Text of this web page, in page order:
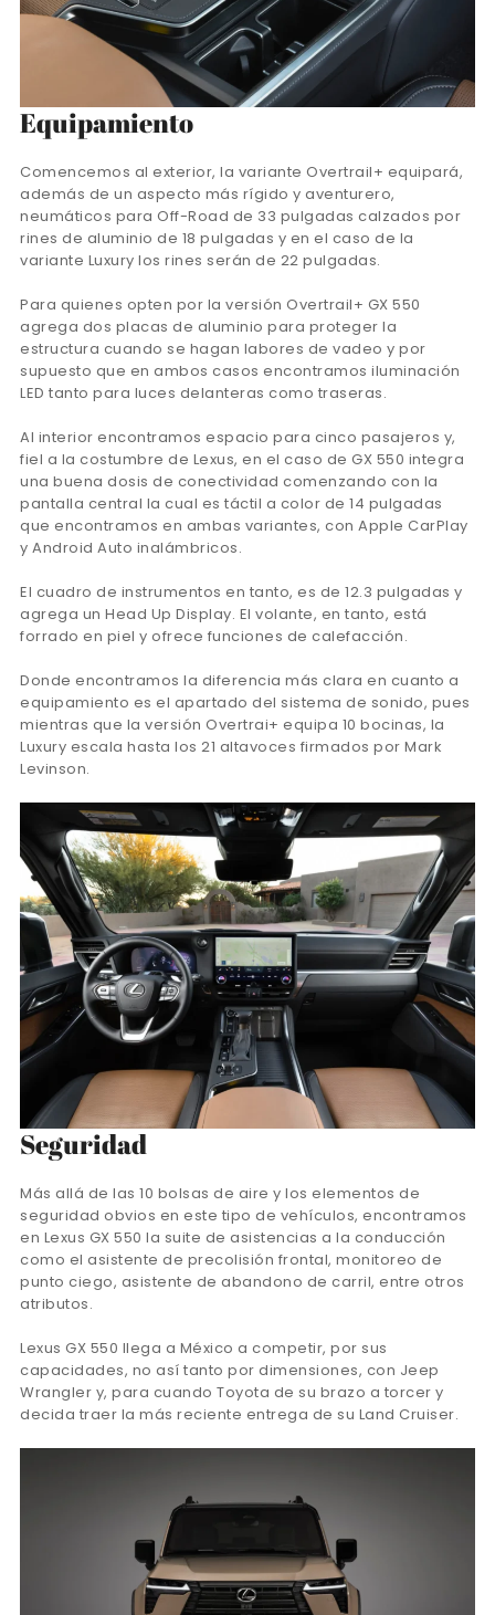
Equipamiento
Comencemos al exterior, la variante Overtrail+ equipará,
además de un aspecto más rígido y aventurero,
neumáticos para Off-Road de 33 pulgadas calzados por
rines de aluminio de 18 pulgadas y en el caso de la
variante Luxury los rines serán de 22 pulgadas.
Para quienes opten por la versión Overtrail+ GX 550
agrega dos placas de aluminio para proteger la
estructura cuando se hagan labores de vadeo y por
supuesto que en ambos casos encontramos iluminación
LED tanto para luces delanteras como traseras.
Al interior encontramos espacio para cinco pasajeros y,
fiel a la costumbre de Lexus, en el caso de GX 550 integra
una buena dosis de conectividad comenzando con la
pantalla central la cual es táctil a color de 14 pulgadas
que encontramos en ambas variantes, con Apple CarPlay
y Android Auto inalámbricos.
El cuadro de instrumentos en tanto, es de 12.3 pulgadas y
agrega un Head Up Display. El volante, en tanto, está
forrado en piel y ofrece funciones de calefacción.
Donde encontramos la diferencia más clara en cuanto a
equipamiento es el apartado del sistema de sonido, pues
mientras que la versión Overtrai+ equipa 10 bocinas, la
Luxury escala hasta los 21 altavoces firmados por Mark
Levinson.
Seguridad
Más allá de las 10 bolsas de aire y los elementos de
seguridad obvios en este tipo de vehículos, encontramos
en Lexus GX 550 la suite de asistencias a la conducción
como el asistente de precolisión frontal, monitoreo de
punto ciego, asistente de abandono de carril, entre otros
atributos.
Lexus GX 550 llega a México a competir, por sus
capacidades, no así tanto por dimensiones, con Jeep
Wrangler y, para cuando Toyota de su brazo a torcer y
decida traer la más reciente entrega de su Land Cruiser.